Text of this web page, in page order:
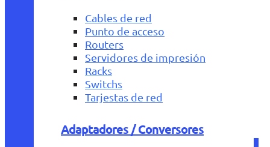
Cables de red
Punto de acceso
Routers
Servidores de impresión
Racks
Switchs
Tarjestas de red
Adaptadores / Conversores